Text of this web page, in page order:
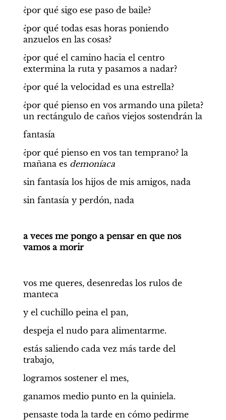
¿por qué sigo ese paso de baile?
¿por qué todas esas horas poniendo
anzuelos en las cosas?
¿por qué el camino hacia el centro
extermina la ruta y pasamos a nadar?
¿por qué la velocidad es una estrella?
¿por qué pienso en vos armando una pileta?
un rectángulo de caños viejos sostendrán la
fantasía
¿por qué pienso en vos tan temprano? la
mañana es demoníaca
sin fantasía los hijos de mis amigos, nada
sin fantasía y perdón, nada
a veces me pongo a pensar en que nos
vamos a morir
vos me queres, desenredas los rulos de
manteca
y el cuchillo peina el pan,
despeja el nudo para alimentarme.
estás saliendo cada vez más tarde del
trabajo,
logramos sostener el mes,
ganamos medio punto en la quiniela.
pensaste toda la tarde en cómo pedirme